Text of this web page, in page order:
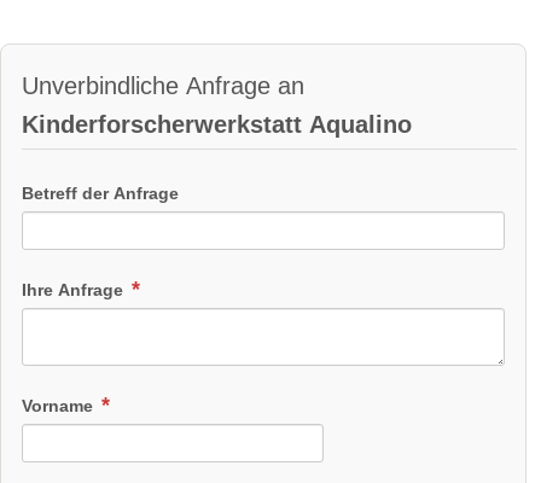
Unverbindliche Anfrage an
Kinderforscherwerkstatt Aqualino
Betreff der Anfrage
Ihre Anfrage
Vorname